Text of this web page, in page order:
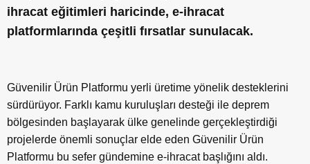
ihracat eğitimleri haricinde, e-ihracat
platformlarında çeşitli fırsatlar sunulacak.
Güvenilir Ürün Platformu yerli üretime yönelik desteklerini
sürdürüyor. Farklı kamu kuruluşları desteği ile deprem
bölgesinden başlayarak ülke genelinde gerçekleştirdiği
projelerde önemli sonuçlar elde eden Güvenilir Ürün
Platformu bu sefer gündemine e-ihracat başlığını aldı.